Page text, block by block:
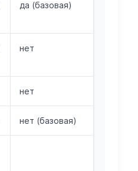
да (базовая)
нет
нет
нет (базовая)